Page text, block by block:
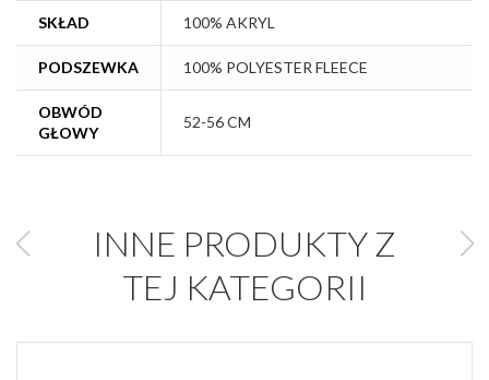
SKŁAD 100% AKRYL
PODSZEWKA 100% POLYESTER FLEECE
OBWÓD
GŁOWY
52-56 CM
INNE PRODUKTY Z
TEJ KATEGORII